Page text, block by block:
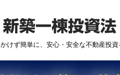
けず簡単に、安心・安全な不動産投